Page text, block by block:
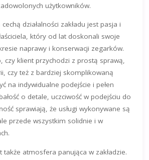
użytkowników.
działalności zakładu jest pasja i
który od lat doskonali swoje
naprawy i konserwacji zegarków.
czy klient przychodzi z prostą sprawą,
czy też z bardziej skomplikowaną
na indywidualne podejście i pełen
o detale, uczciwość w podejściu do
sprawiają, że usługi wykonywane są
przede wszystkim solidnie i w
atmosfera panująca w zakładzie.